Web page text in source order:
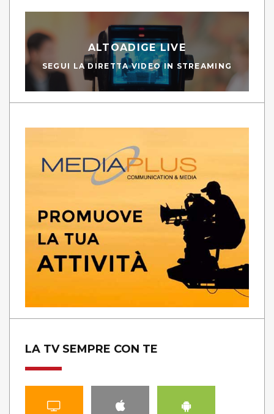
ALTOADIGE LIVE
SEGUI LA DIRETTA VIDEO IN STREAMING
LA TV SEMPRE CON TE